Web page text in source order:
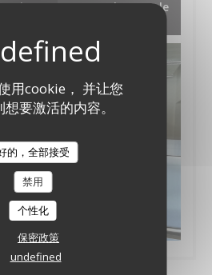
用cookie， 并让您
要激活的内容。
的，全部接受
禁用
个性化
保密政策
undefined
en permaculture et le